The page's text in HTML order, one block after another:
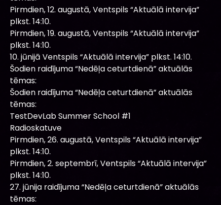
Pirmdien, 12. augustā, Ventspils “Aktuālā intervija”
plkst. 14:10.
Pirmdien, 19. augustā, Ventspils “Aktuālā intervija”
plkst. 14:10.
10. jūnijā Ventspils “Aktuālā intervija” plkst. 14:10.
Šodien raidījuma “Nedēļa ceturtdienā” aktuālās
tēmas:
Šodien raidījuma “Nedēļa ceturtdienā” aktuālās
tēmas:
TestDevLab Summer School #1
Radioskatuve
Pirmdien, 26. augustā, Ventspils “Aktuālā intervija”
plkst. 14:10.
Pirmdien, 2. septembrī, Ventspils “Aktuālā intervija”
plkst. 14:10.
27. jūnija raidījuma “Nedēļa ceturtdienā” aktuālās
tēmas: